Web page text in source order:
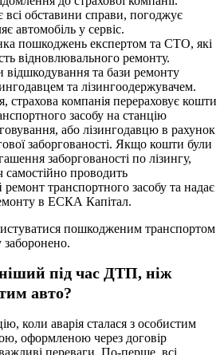
всі обставини справи, погоджує
автомобіль у сервіс.
пошкоджень експертом та СТО, які
відновлювального ремонту.
та бази ремонту
та лізингоодержувачем.
страхова компанія перераховує кошти
засобу на станцію
або лізингодавцю в рахунок
заборгованості. Якщо кошти були
заборгованості по лізингу,
самостійно проводить
транспортного засобу та надає
в ЕСКА Капітал.
пошкодженим транспортом
під час ДТП, ніж
авто?
коли аварія сталася з особистим
оформленою через договір
переваги. По-перше, всі